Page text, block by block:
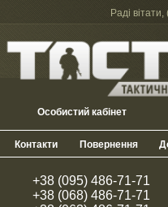
Раді вітати,
Особистий кабінет
Контакти Повернення
+38 (095) 486-71-71
+38 (068) 486-71-71